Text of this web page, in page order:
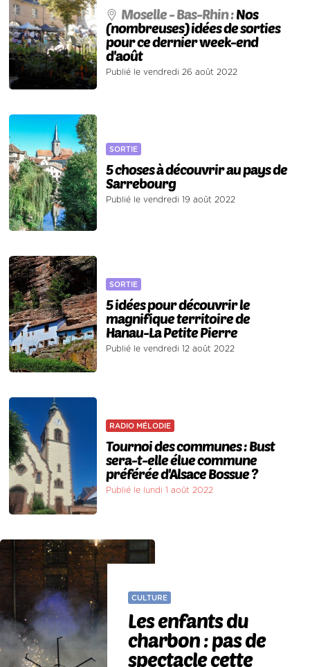
Moselle - Bas-Rhin :Nos
(nombreuses) idées de sorties
pour ce dernier week-end
d'août
Publié le vendredi 26 août 2022
SORTIE
5 choses à découvrir au pays de
Sarrebourg
Publié le vendredi 19 août 2022
SORTIE
5 idées pour découvrir le
magnifique territoire de
Hanau-La Petite Pierre
Publié le vendredi 12 août 2022
RADIO MÉLODIE
Tournoi des communes : Bust
sera-t-elle élue commune
préférée d'Alsace Bossue ?
Publié le lundi 1 août 2022
CULTURE
Les enfants du
charbon : pas de
spectacle cette